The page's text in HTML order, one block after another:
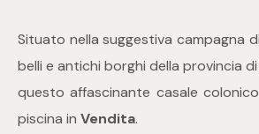
Situato nella suggestiva campagna di
belli e antichi borghi della provincia
questo affascinante casale
piscina in Vendita.
Industriali
Terreni